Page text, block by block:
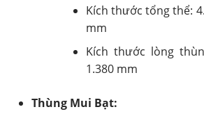
Kích thước tổng thể:
mm
Kích thước lòng
1.380 mm
Thùng Mui Bạt: